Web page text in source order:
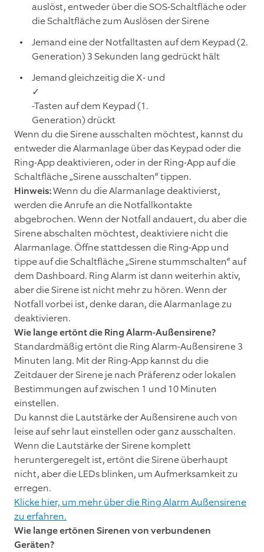
auslöst, entweder über die SOS-Schaltfläche oder
die Schaltfläche zum Auslösen der Sirene
Jemand eine der Notfalltasten auf dem Keypad (2.
Generation) 3 Sekunden lang gedrückt hält
Jemand gleichzeitig die X- und
✓
-Tasten auf dem Keypad (1.
Generation) drückt
Wenn du die Sirene ausschalten möchtest, kannst du
entweder die Alarmanlage über das Keypad oder die
Ring-App deaktivieren, oder in der Ring-App auf die
Schaltfläche „Sirene ausschalten“ tippen.
Hinweis:Wenn du die Alarmanlage deaktivierst,
werden die Anrufe an die Notfallkontakte
abgebrochen. Wenn der Notfall andauert, du aber die
Sirene abschalten möchtest, deaktiviere nicht die
Alarmanlage. Öffne stattdessen die Ring-App und
tippe auf die Schaltfläche „Sirene stummschalten“ auf
dem Dashboard. Ring Alarm ist dann weiterhin aktiv,
aber die Sirene ist nicht mehr zu hören. Wenn der
Notfall vorbei ist, denke daran, die Alarmanlage zu
deaktivieren.
Wie lange ertönt die Ring Alarm-Außensirene?
Standardmäßig ertönt die Ring Alarm-Außensirene 3
Minuten lang. Mit der Ring-App kannst du die
Zeitdauer der Sirene je nach Präferenz oder lokalen
Bestimmungen auf zwischen 1 und 10 Minuten
einstellen.
Du kannst die Lautstärke der Außensirene auch von
leise auf sehr laut einstellen oder ganz ausschalten.
Wenn die Lautstärke der Sirene komplett
heruntergeregelt ist, ertönt die Sirene überhaupt
nicht, aber die LEDs blinken, um Aufmerksamkeit zu
erregen.
Klicke hier, um mehr über die Ring Alarm Außensirene
zu erfahren.
Wie lange ertönen Sirenen von verbundenen
Geräten?